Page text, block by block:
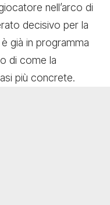
nell’arco di
decisivo per la
già in programma
di come la
più concrete.